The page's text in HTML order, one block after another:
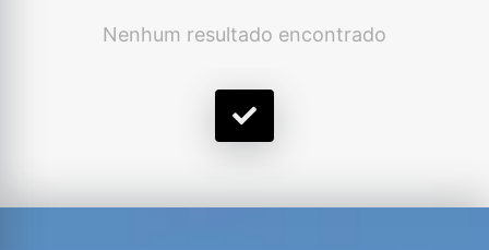
Nenhum resultado encontrado